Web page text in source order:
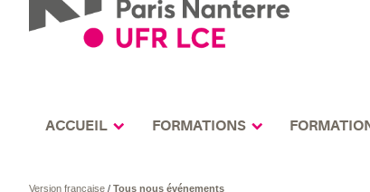
ACCUEIL FORMATIONS
Version française/ Tous nous événements